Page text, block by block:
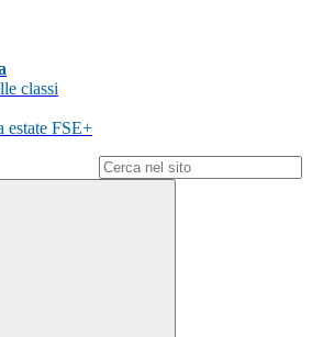
classi
estate FSE+